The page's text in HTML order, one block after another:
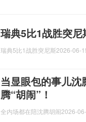
瑞典5比1战胜突
瑞典5比1战胜突尼斯2026-06-
当显眼包的事儿
腾“胡闹”！
全内场都在陪沈腾胡闹2026-